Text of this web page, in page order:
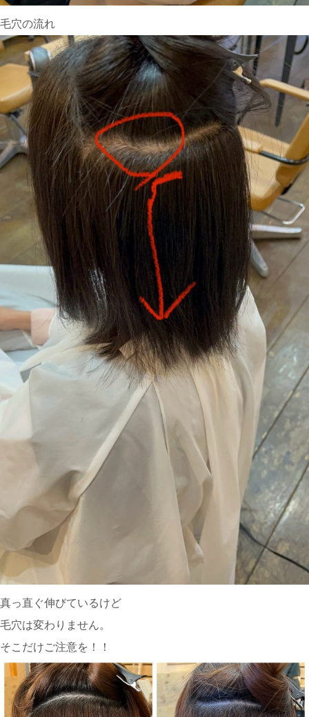
毛穴の流れ
真っ直ぐ伸びているけど
毛穴は変わりません。
そこだけご注意を！！